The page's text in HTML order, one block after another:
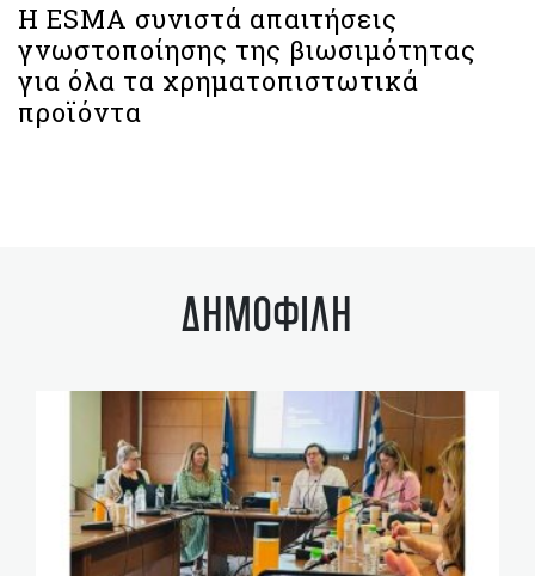
Η ESMA συνιστά απαιτήσεις
γνωστοποίησης της βιωσιμότητας
για όλα τα χρηματοπιστωτικά
προϊόντα
ΔΗΜΟΦΙΛΗ